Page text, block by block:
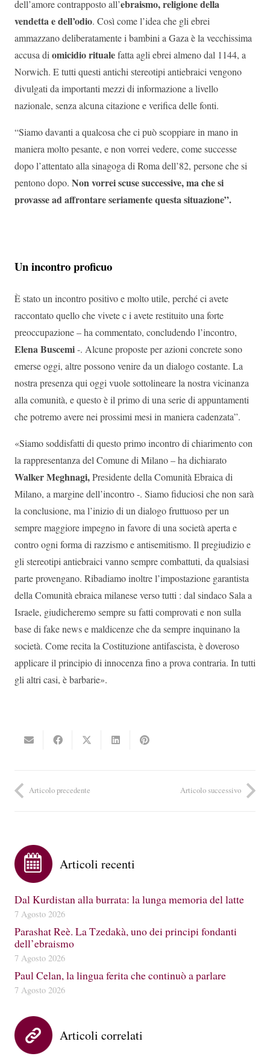
dell’amore contrapposto all’ebraismo, religione della
vendetta e dell’odio. Così come l’idea che gli ebrei
ammazzano deliberatamente i bambini a Gaza è la vecchissima
accusa diomicidio ritualefatta agli ebrei almeno dal 1144, a
Norwich. E tutti questi antichi stereotipi antiebraici vengono
divulgati da importanti mezzi di informazione a livello
nazionale, senza alcuna citazione e verifica delle fonti.
“Siamo davanti a qualcosa che ci può scoppiare in mano in
maniera molto pesante, e non vorrei vedere, come successe
dopo l’attentato alla sinagoga di Roma dell’82, persone che si
pentono dopo. Non vorrei scuse successive, ma che si
provasse ad affrontare seriamente questa situazione”.
Un incontro proficuo
È stato un incontro positivo e molto utile, perché ci avete
raccontato quello che vivete c i avete restituito una forte
preoccupazione – ha commentato, concludendo l’incontro,
Elena Buscemi-. Alcune proposte per azioni concrete sono
emerse oggi, altre possono venire da un dialogo costante. La
nostra presenza qui oggi vuole sottolineare la nostra vicinanza
alla comunità, e questo è il primo di una serie di appuntamenti
che potremo avere nei prossimi mesi in maniera cadenzata”.
«Siamo soddisfatti di questo primo incontro di chiarimento con
la rappresentanza del Comune di Milano – ha dichiarato
Walker Meghnagi,Presidente della Comunità Ebraica di
Milano, a margine dell’incontro -. Siamo fiduciosi che non sarà
la conclusione, ma l’inizio di un dialogo fruttuoso per un
sempre maggiore impegno in favore di una società aperta e
contro ogni forma di razzismo e antisemitismo. Il pregiudizio e
gli stereotipi antiebraici vanno sempre combattuti, da qualsiasi
parte provengano. Ribadiamo inoltre l’impostazione garantista
della Comunità ebraica milanese verso tutti : dal sindaco Sala a
Israele, giudicheremo sempre su fatti comprovati e non sulla
base di fake news e maldicenze che da sempre inquinano la
società. Come recita la Costituzione antifascista, è doveroso
applicare il principio di innocenza fino a prova contraria. In tutti
gli altri casi, è barbarie».
Articolo precedente Articolo successivo
Articoli recenti
Dal Kurdistan alla burrata: la lunga memoria del latte
7 Agosto 2026
Parashat Reè. La Tzedakà, uno dei principi fondanti
dell’ebraismo
7 Agosto 2026
Paul Celan, la lingua ferita che continuò a parlare
7 Agosto 2026
Articoli correlati